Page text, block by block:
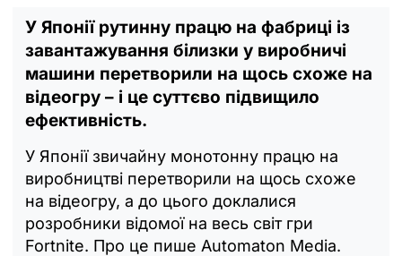
У Японії рутинну працю на фабриці із
завантажування білизки у виробничі
машини перетворили на щось схоже на
відеогру – і це суттєво підвищило
ефективність.
У Японії звичайну монотонну працю на
виробництві перетворили на щось схоже
на відеогру, а до цього доклалися
розробники відомої на весь світ гри
Fortnite. Про це пише Automaton Media.